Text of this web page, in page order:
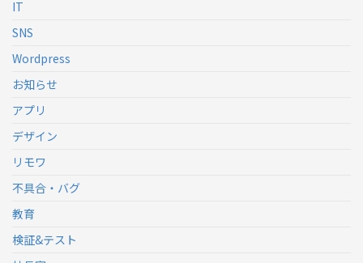
IT
SNS
Wordpress
お知らせ
アプリ
デザイン
リモワ
不具合・バグ
教育
検証&テスト